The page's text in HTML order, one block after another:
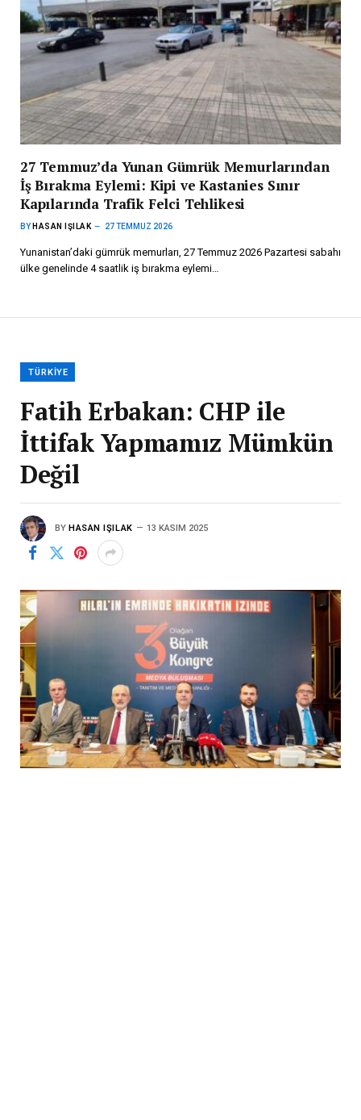
27 Temmuz’da Yunan Gümrük Memurlarından
İş Bırakma Eylemi: Kipi ve Kastanies Sınır
Kapılarında Trafik Felci Tehlikesi
BY HASAN IŞILAK 27 TEMMUZ 2026
Yunanistan’daki gümrük memurları, 27 Temmuz 2026 Pazartesi sabahı
ülke genelinde 4 saatlik iş bırakma eylemi…
TÜRKIYE
Fatih Erbakan: CHP ile
İttifak Yapmamız Mümkün
Değil
BY HASAN IŞILAK 13 KASIM 2025